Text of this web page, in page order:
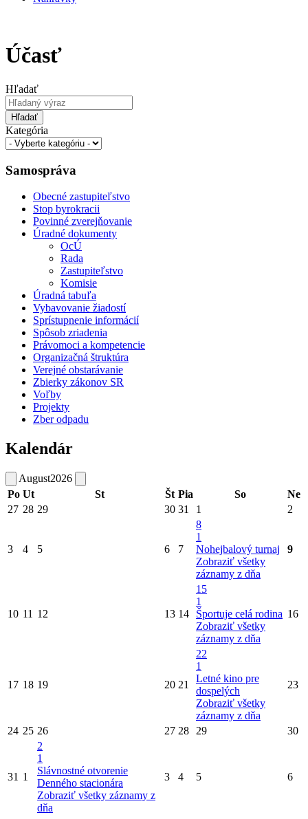
Účasť
Hľadať
Hľadať
Kategória
Samospráva
Obecné zastupiteľstvo
Stop byrokracii
Povinné zverejňovanie
Úradné dokumenty
OcÚ
Rada
Zastupiteľstvo
Komisie
Úradná tabuľa
Vybavovanie žiadostí
Sprístupnenie informácií
Spôsob zriadenia
Právomoci a kompetencie
Organizačná štruktúra
Verejné obstarávanie
Zbierky zákonov SR
Voľby
Projekty
Zber odpadu
Kalendár
August2026
Po Ut St Št Pia So
Ne
27 28 29 30 31 1 2
3 4 5 6 7
8
1
Nohejbalový turnaj
Zobraziť všetky
záznamy z dňa
9
10 11 12 13 14
15
1
Športuje celá rodina
Zobraziť všetky
záznamy z dňa
16
17 18 19 20 21
22
1
Letné kino pre
dospelých
Zobraziť všetky
záznamy z dňa
23
24 25 26 27 28 29 30
31 1
2
1
Slávnostné otvorenie
Denného stacionára
Zobraziť všetky záznamy z
dňa
3 4 5 6